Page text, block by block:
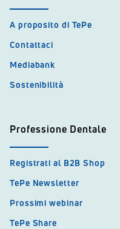
A proposito di TePe
Contattaci
Mediabank
Sostenibilità
Professione Dentale
Registrati al B2B Shop
TePe Newsletter
Prossimi webinar
TePe Share